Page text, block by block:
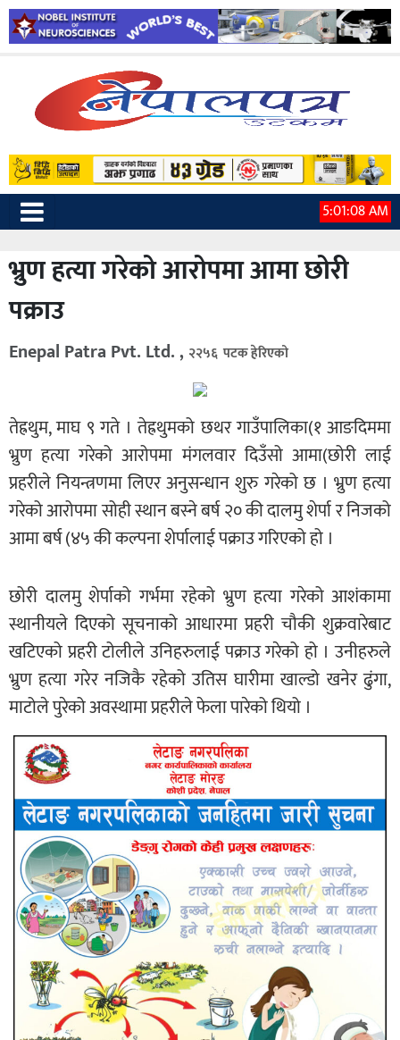
5:01:09 AM
भ्रुण हत्या गरेको आरोपमा आमा छोरी
पक्राउ
Enepal Patra Pvt. Ltd. , २२५६ पटक हेरिएको
तेह्रथुम, माघ ९ गते । तेह्रथुमको छथर गाउँपालिका(१ आङदिममा
भ्रुण हत्या गरेको आरोपमा मंगलवार दिउँसो आमा(छोरी लाई
प्रहरीले नियन्त्रणमा लिएर अनुसन्धान शुरु गरेको छ । भ्रुण हत्या
गरेको आरोपमा सोही स्थान बस्ने बर्ष २० की दालमु शेर्पा र निजको
आमा बर्ष (४५ की कल्पना शेर्पालाई पक्राउ गरिएको हो ।
छोरी दालमु शेर्पाको गर्भमा रहेको भ्रुण हत्या गरेको आशंकामा
स्थानीयले दिएको सूचनाको आधारमा प्रहरी चौकी शुक्रवारेबाट
खटिएको प्रहरी टोलीले उनिहरुलाई पक्राउ गरेको हो । उनीहरुले
भ्रुण हत्या गरेर नजिकै रहेको उतिस घारीमा खाल्डो खनेर ढुंगा,
माटोले पुरेको अवस्थामा प्रहरीले फेला पारेको थियो ।